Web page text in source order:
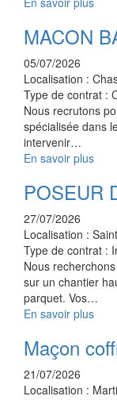
MACON
05/07/2026
Localisation :
Type de contrat :
Nous recrutons
spécialisée dans
intervenir…
En savoir plus
POSEUR
27/07/2026
Localisation :
Type de contrat :
Nous
sur un chantier
parquet. Vos…
En savoir plus
Maçon
21/07/2026
Localisation :